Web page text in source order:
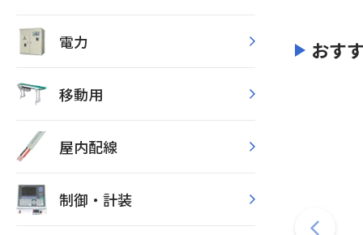
電力
移動用
屋内配線
制御・計装
おす